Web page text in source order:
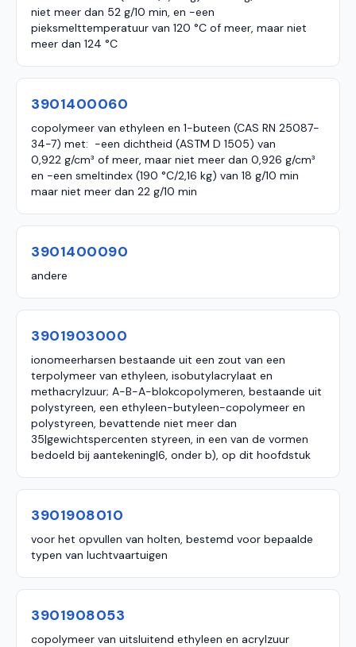
niet meer dan 52 g/10 min, en -een
pieksmelttemperatuur van 120 °C of meer, maar niet
meer dan 124 °C
3901400060
copolymeer van ethyleen en 1-buteen (CAS RN 25087-
34-7) met: -een dichtheid (ASTM D 1505) van
0,922 g/cm³ of meer, maar niet meer dan 0,926 g/cm³
en -een smeltindex (190 °C/2,16 kg) van 18 g/10 min
maar niet meer dan 22 g/10 min
3901400090
andere
3901903000
ionomeerharsen bestaande uit een zout van een
terpolymeer van ethyleen, isobutylacrylaat en
methacrylzuur; A-B-A-blokcopolymeren, bestaande uit
polystyreen, een ethyleen-butyleen-copolymeer en
polystyreen, bevattende niet meer dan
35|gewichtspercenten styreen, in een van de vormen
bedoeld bij aantekening|6, onder b), op dit hoofdstuk
3901908010
voor het opvullen van holten, bestemd voor bepaalde
typen van luchtvaartuigen
3901908053
copolymeer van uitsluitend ethyleen en acrylzuur